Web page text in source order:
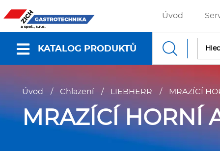
Úvod
KATALOG PRODUKTŮ
Nabídky a katalogy
Úvod / Chlazení / LIEBHERR / MRAZÍCÍ
MRAZÍCÍ HORNÍ